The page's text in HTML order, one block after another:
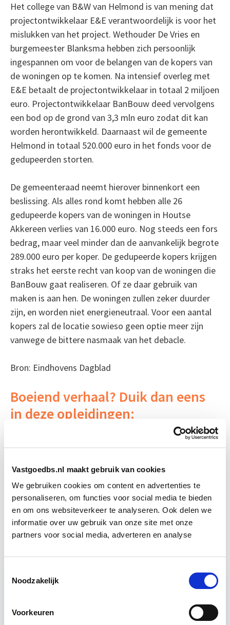
Vastgoedbs.nl maakt gebruik van cookies
We gebruiken cookies om content en advertenties te
personaliseren, om functies voor social media te bieden
en om ons websiteverkeer te analyseren. Ook delen we
informatie over uw gebruik van onze site met onze
partners voor social media, adverteren en analyse
Noodzakelijk
Voorkeuren
Het college van B&W van Helmond is van mening dat
projectontwikkelaar E&E verantwoordelijk is voor het
mislukken van het project. Wethouder De Vries en
burgemeester Blanksma hebben zich persoonlijk
ingespannen om voor de belangen van de kopers van
de woningen op te komen. Na intensief overleg met
E&E betaalt de projectontwikkelaar in totaal 2 miljoen
euro. Projectontwikkelaar BanBouw deed vervolgens
een bod op de grond van 3,3 mln euro zodat dit kan
worden herontwikkeld. Daarnaast wil de gemeente
Helmond in totaal 520.000 euro in het fonds voor de
gedupeerden storten.
De gemeenteraad neemt hierover binnenkort een
beslissing. Als alles rond komt hebben alle 26
gedupeerde kopers van de woningen in Houtse
Akkereen verlies van 16.000 euro. Nog steeds een fors
bedrag, maar veel minder dan de aanvankelijk begrote
289.000 euro per koper. De gedupeerde kopers krijgen
straks het eerste recht van koop van de woningen die
BanBouw gaat realiseren. Of ze daar gebruik van
maken is aan hen. De woningen zullen zeker duurder
zijn, en worden niet energieneutraal. Voor een aantal
kopers zal de locatie sowieso geen optie meer zijn
vanwege de bittere nasmaak van het debacle.
Bron: Eindhovens Dagblad
Boeiend verhaal? Duik dan eens
in deze opleidingen:
Projectleider Vastgoed Start di 22 sep
Circulair Bouwen Start do 24 sep
Vastgoedrecht & Bouwrecht